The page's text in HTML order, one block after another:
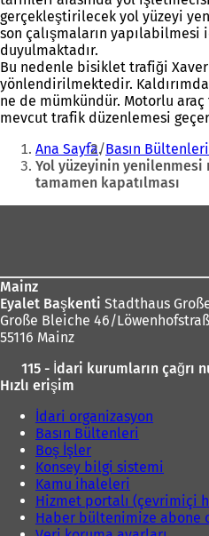
gerçekleştirilecek yol yüzeyi
son çalışmaların
duyulmaktadır.
Bu nedenle bisiklet trafiği
yönlendirilmektedir.
ne de mümkündür. Motorlu
mevcut trafik düzenlemesi
Buradasınız:
Ana Sayfa Basın Bültenleri
Yol yüzeyinin
tamamen kapatılması
Mainz
Eyalet Başkenti Stadthaus
Große Bleiche 46/
55116 Mainz
115 - İdari kurumların çağrı
Hızlı erişim
İdari organizasyon
Basın Bültenleri
Boş İşler
Konsey bilgi sistemi
Kamu ihaleleri
Hizmet portalı (çevrimiçi
Haber bültenimize abone